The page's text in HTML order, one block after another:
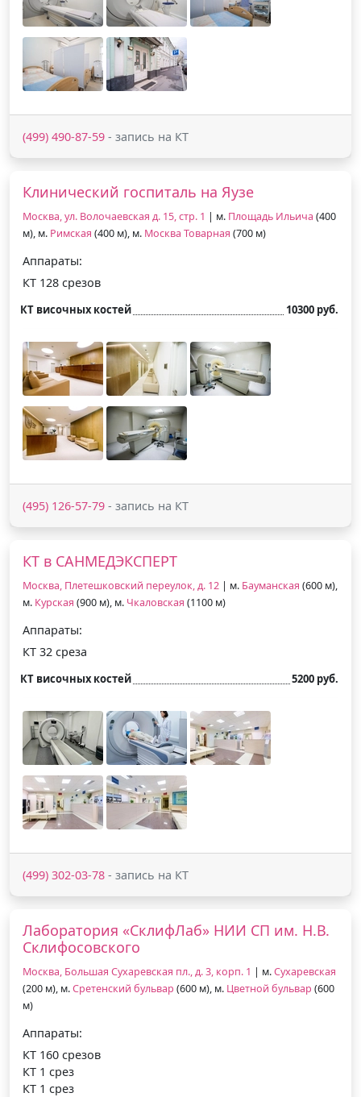
(499) 490-87-59 - запись на КТ
Клинический госпиталь на Яузе
Москва, ул. Волочаевская д. 15, стр. 1 | м. Площадь Ильича (400
м), м. Римская (400 м), м. Москва Товарная (700 м)
Аппараты:
КТ 128 срезов
КТ височных костей 10300 руб.
(495) 126-57-79 - запись на КТ
КТ в САНМЕДЭКСПЕРТ
Москва, Плетешковский переулок, д. 12 | м. Бауманская (600 м),
м. Курская (900 м), м. Чкаловская (1100 м)
Аппараты:
КТ 32 среза
КТ височных костей 5200 руб.
(499) 302-03-78 - запись на КТ
Лаборатория «СклифЛаб» НИИ СП им. Н.В.
Склифосовского
Москва, Большая Сухаревская пл., д. 3, корп. 1 | м.Сухаревская
(200 м), м.Сретенский бульвар (600 м), м. Цветной бульвар (600
м)
Аппараты:
КТ 160 срезов
КТ 1 срез
КТ 1 срез